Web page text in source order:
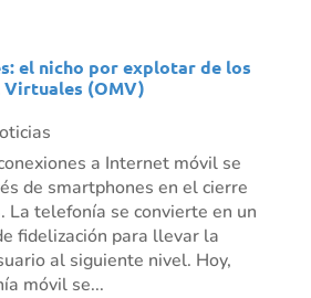
el nicho por explotar de los
(OMV)
a Internet móvil se
de smartphones en el cierre
La telefonía se convierte en un
fidelización para llevar la
al siguiente nivel. Hoy,
móvil se...